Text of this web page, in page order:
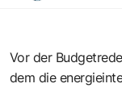
Vor der
dem die